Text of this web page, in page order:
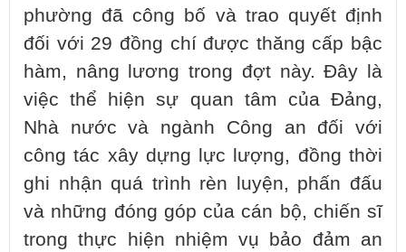
phường đã công bố và trao quyết định
đối với 29 đồng chí được thăng cấp bậc
hàm, nâng lương trong đợt này. Đây là
việc thể hiện sự quan tâm của Đảng,
Nhà nước và ngành Công an đối với
công tác xây dựng lực lượng, đồng thời
ghi nhận quá trình rèn luyện, phấn đấu
và những đóng góp của cán bộ, chiến sĩ
trong thực hiện nhiệm vụ bảo đảm an